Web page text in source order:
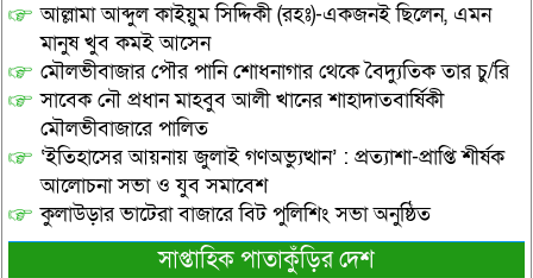
আল্লামা আব্দুল কাইয়ুম সিদ্দিকী (রহঃ)-একজনই ছিলেন, এমন
মানুষ খুব কমই আসেন
মৌলভীবাজার পৌর পানি শোধনাগার থেকে বৈদ্যুতিক তার চু/রি
সাবেক নৌ প্রধান মাহবুব আলী খানের শাহাদাতবার্ষিকী
মৌলভীবাজারে পালিত
‘ইতিহাসের আয়নায় জুলাই গণঅভ্যুত্থান’ : প্রত্যাশা-প্রাপ্তি শীর্ষক
আলোচনা সভা ও যুব সমাবেশ
কুলাউড়ার ভাটেরা বাজারে বিট পুলিশিং সভা অনুষ্ঠিত
সাপ্তাহিক পাতাকুঁড়ির দেশ